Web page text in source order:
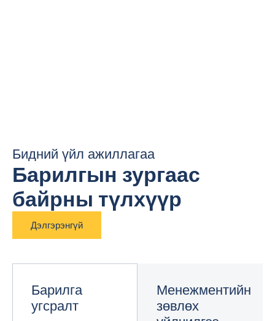
Бидний үйл ажиллагаа
Барилгын зургаас
байрны түлхүүр
Дэлгэрэнгүй
Барилга
угсралт
Менежментийн
зөвлөх